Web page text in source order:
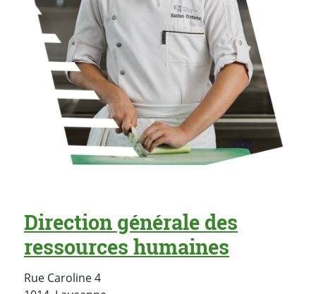
Direction générale des
ressources humaines
Rue Caroline 4